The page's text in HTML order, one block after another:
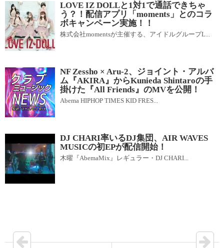
LOVE IZ DOLLと1対1で通話できちゃ
う？！配信アプリ「moments」とのコラ
ボキャンペーン実施！！
株式会社momentsが主催する、アイドルグループL...
NF Zessho × Aru-2、ジョイント・アルバ
ム『AKIRA』からKunieda Shintaroの手
掛けた『All Friends』のMVを公開！
Abema HIPHOP TIMES KID FRES...
DJ CHARI率いるDJ集団、AIR WAVES
MUSICの初EPが配信開始！
木曜『AbemaMix』レギュラー・DJ CHARI...